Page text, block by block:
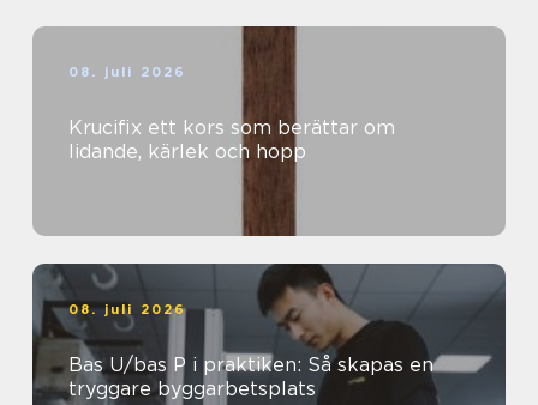
08. juli 2026
Krucifix ett kors som berättar om
lidande, kärlek och hopp
08. juli 2026
Bas U/bas P i praktiken: Så skapas en
tryggare byggarbetsplats